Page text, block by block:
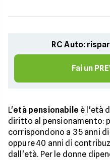
RC Auto:
Fai un
L'età pensionabile è l'età
diritto al pensionamento:
corrispondono a 35 anni
oppure 40 anni di
dall'età. Per le donne